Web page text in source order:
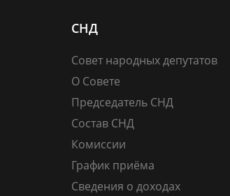
СНД
Совет народных депутатов
О Совете
Председатель СНД
Состав СНД
Комиссии
График приёма
Сведения о доходах